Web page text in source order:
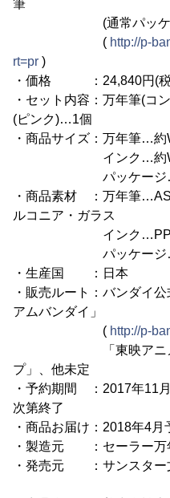
筆
(通常パッケー
( http://p-
rt=pr )
・価格 ：24,840円(税
・セット内容：万年筆(コ
(ピンク)…1個
・商品サイズ：万年筆…
インク…約
パッケージ…約
・商品素材 ：万年筆
ルコニア・ガラス
インク…PP・
パッケージ…
・生産国 ：日本
・販売ルート：バンダイ
アムバンダイ」
( http://p-
「東映アニメーシ
プ」、他未定
・予約期間 ：2017年11
次第終了
・商品お届け：2018年4月
・製造元 ：セーラー万
・発売元 ：サンスター